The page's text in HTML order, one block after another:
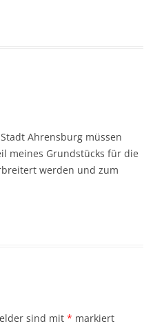
Ahrensburg müssen
meines Grundstücks für die
werden und zum
sind mit * markiert